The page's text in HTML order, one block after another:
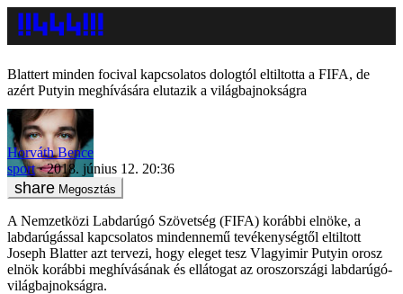
Blattert minden focival kapcsolatos dologtól eltiltotta a FIFA, de
azért Putyin meghívására elutazik a világbajnokságra
Horváth Bence
sport
2018. június 12. 20:36
Megosztás
A Nemzetközi Labdarúgó Szövetség (FIFA) korábbi elnöke, a
labdarúgással kapcsolatos mindennemű tevékenységtől eltiltott
Joseph Blatter azt tervezi, hogy eleget tesz Vlagyimir Putyin orosz
elnök korábbi meghívásának és ellátogat az oroszországi labdarúgó-
világbajnokságra.